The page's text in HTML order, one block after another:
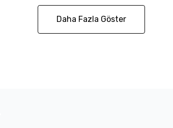
Daha Fazla Göster